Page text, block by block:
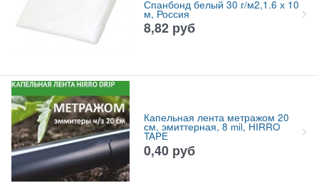
Спанбонд белый 30 г/м2,1.6 х 10
м, Россия
8,82 руб
Капельная лента метражом 20
см, эмиттерная, 8 mil, HIRRO
TAPE
0,40 руб